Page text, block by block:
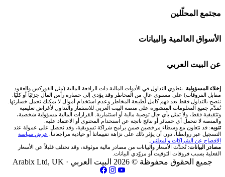
منصة بينانس
اكس تي بي XTB
انتراكتيف بروكرز IBKR
شركات تداول في الكويت
شركات تداول في قطر
شركات تداول في الأردن
شركات تداول في العراق
شركات تداول في فلسطين
🇸🇦 السوق السعودية
🇦🇪 أسواق الإمارات
🇪🇬 البورصة المصرية
🇶🇦 بورصة قطر
🇯🇴 بورصة عمّان
🇧🇭 بورصة البحرين
🕌 حاسبة الزكاة
💱 محول العملات
🧮 حاسبة حجم اللوت
📊 حاسبة قيمة النقطة
💰 حاسبة ربح الفوركس
📌 حاسبة النقاط المحورية
📏 حاسبة حجم المركز
مجتمع المحلّلين
🧱 حائط المجتمع
🏆 لوحة المحلّلين
✍️ اكتب تحليلك
الأسواق العالمية والبيانات
🌐 المؤشرات العالمية
🥇 سعر الذهب اليوم
🥇 أسعار الذهب والمعادن
💱 أسعار العملات والفوركس
💵 سعر الريال السعودي في مصر
عن البيت العربي
من نحن
تواصل معنا
فريق المؤلفين
مقالات تعليمية
إخلاء المسؤولية: ينطوي التداول في الأدوات المالية ذات الرافعة المالية (مثل الفوركس والعقود
مقابل الفروقات) على مستوى عالٍ من المخاطر وقد يؤدي إلى خسارة رأس المال جزئيًا أو كليًا.
ننصح بالتداول فقط بعد فهم كامل لطبيعة المخاطر وعدم استخدام أموال لا يمكنك تحمل خسارتها.
تُقدَّم جميع المعلومات المنشورة على منصة البيت العربي للاستثمار والتداول لأغراض تعليمية
وتثقيفية فقط، ولا تمثل بأي حال توصية مالية أو استثمارية. القرارات المالية مسؤولية شخصية،
والمنصة لا تتحمل أي خسائر أو نتائج ناتجة عن استخدام المحتوى أو الاعتماد عليه.
تنويه: قد نتعاون مع وسطاء مرخصين ضمن برامج شراكة تسويقية، وقد نحصل على عمولة عند
التسجيل عبر روابطنا، دون أن يؤثر ذلك على نزاهة تقييماتنا أو حيادية مراجعاتنا. عرض سياسة
الإفصاح عن الشراكات والمعلنين
مصادر البيانات: تُحدَّث الأسعار والبيانات من مصادر مالية موثوقة، وقد تختلف قليلاً عن الأسعار
الفعلية بسبب فروقات التوقيت أو مزوّدي البيانات.
جميع الحقوق محفوظة © 2026 البيت العربي · Arabix Ltd, UK